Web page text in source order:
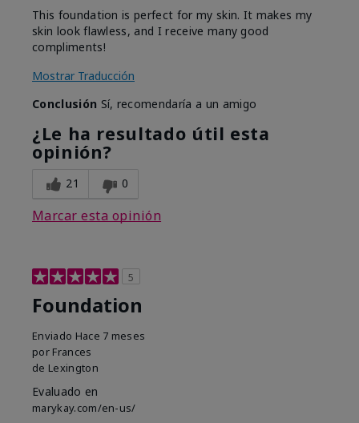
This foundation is perfect for my skin. It makes my
skin look flawless, and I receive many good
compliments!
Mostrar Traducción
Conclusión Sí, recomendaría a un amigo
¿Le ha resultado útil esta
opinión?
21 0
Marcar esta opinión
5
Foundation
Enviado Hace 7 meses
por Frances
de Lexington
Evaluado en
marykay.com/en-us/